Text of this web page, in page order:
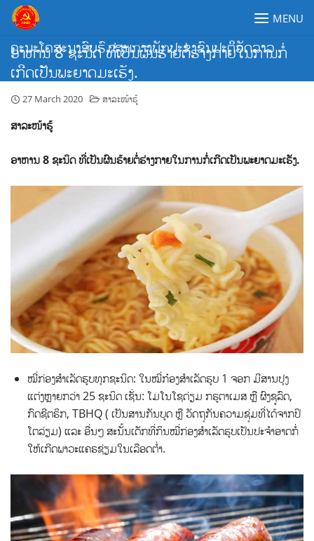
Skip
content
ຄະນະໂຄສະນາອົບຮົມສູນກາງພັກປະຊາຊົນປະຕິວັດລາວ
MENU
ອາຫານ 8 ຊະນິດ ທີ່ເປັນຜົນຮ້າຍຕໍ່ຮ່າງກາຍໃນການກໍ່
ເກີດເປັນພະຍາດມະເຮັງ.
27 March 2020 ສາລະໜ້າຮູ້
ສາລະໜ້າຮູ້
ອາຫານ 8 ຊະນິດ ທີ່ເປັນຜົນຮ້າຍຕໍ່ຮ່າງກາຍໃນການກໍ່ເກີດເປັນພະຍາດມະເຮັງ.
ໝີ່ກ່ອງສຳເລັດຮູບທຸກຊະນິດ: ໃນໝີ່ກ໋ອງສຳເລັດຮູບ 1 ຈອກ ມີສານປຸງ
ແຕ່ງຫຼາຍກວ່າ 25 ຊະນິດ ເຊັ່ນ: ໂມໂນໂຊດ່ຽມ ກຣູຕາເມສ ຫຼື ຜົງຊູລົດ,
ກົດຊີຕຣິກ, TBHQ ( ເປັນສານກັນບູດ ຫຼື ວັດຖຸກັນຄວາມຊຸ່ມທີ່ໄດ້ຈາກປິ
ໂຕລ່ຽມ) ແລະ ອື່ນໆ ສະນັ້ນເດັກທີ່ກິນໝີ່ກ່ອງສຳເລັດຮູບເປັນປະຈຳອາດກໍ່
ໃຫ້ເກີດພາວະແຄຣຊ່ຽມໃນເລືອດຕໍ່າ.